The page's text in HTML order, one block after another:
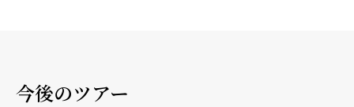
今後のツアー